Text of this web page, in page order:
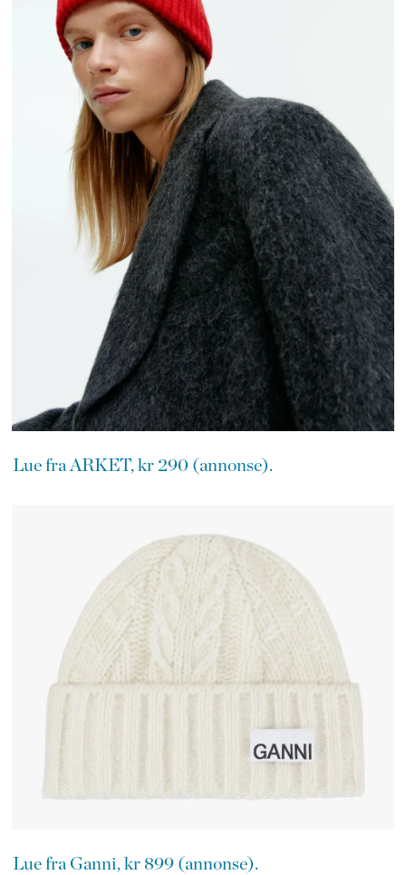
Lue fra ARKET, kr 290 (annonse).
Lue fra Ganni, kr 899 (annonse).